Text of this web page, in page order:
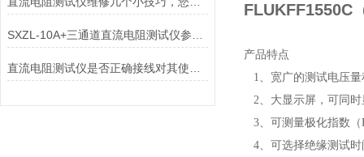
FLUKFF1550C
产品特点
1、宽广的测试电压量
2、大显示屏，可同
3、可测量极化指数（
4、可选择绝缘测试时